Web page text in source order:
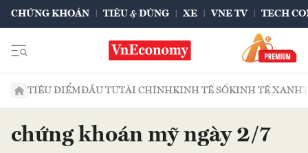
CHỨNG KHOÁN TIÊU & DÙNG XE VNE TV TECH
TIÊU ĐIỂMĐẦU TƯTÀI CHÍNHKINH TẾ SỐKINH TẾ XANH
chứng khoán mỹ ngày 2/7